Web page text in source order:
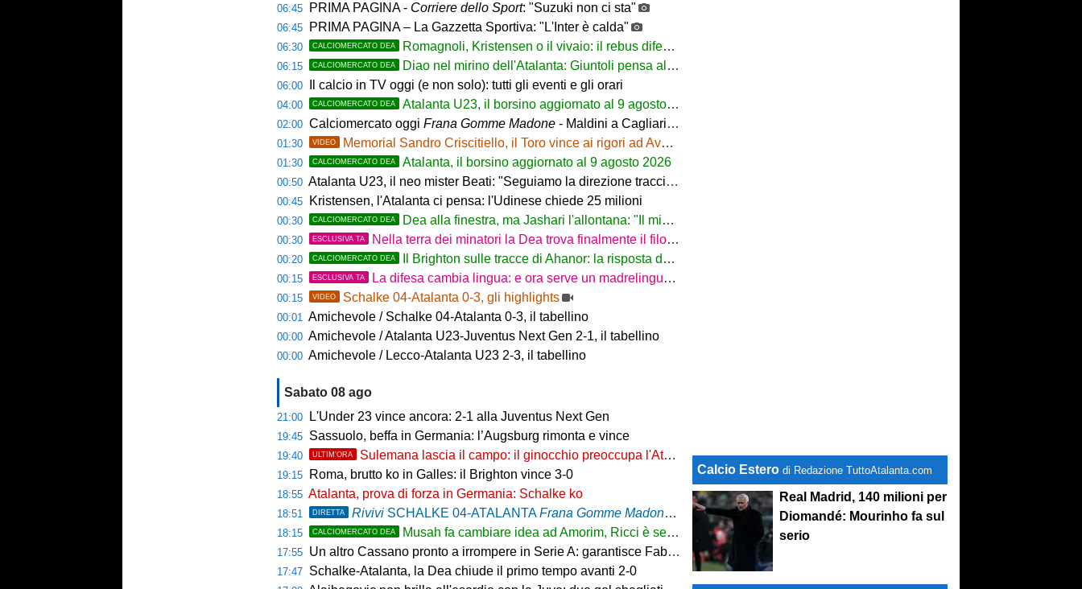
06:45 PRIMA PAGINA - Corriere dello Sport: "Suzuki non ci sta"
06:45 PRIMA PAGINA – La Gazzetta Sportiva: "L'Inter è calda"
06:30 CALCIOMERCATO DEA Romagnoli, Kristensen o il vivaio: il rebus difesa dell'Atalanta
06:15 CALCIOMERCATO DEA Diao nel mirino dell'Atalanta: Giuntoli pensa al colpo dal Como
06:00 Il calcio in TV oggi (e non solo): tutti gli eventi e gli orari
04:00 CALCIOMERCATO DEA Atalanta U23, il borsino aggiornato al 9 agosto 2026. Cantiere aperto per Beati
02:00 Calciomercato oggiFrana Gomme Madone - Maldini a Cagliari e Lukaku saluta il Napoli. L'Inter frena su Romero e Diaby
01:30 VIDEO Memorial Sandro Criscitiello, il Toro vince ai rigori ad Avellino
01:30 CALCIOMERCATO DEA Atalanta, il borsino aggiornato al 9 agosto 2026
00:50 Atalanta U23, il neo mister Beati: "Seguiamo la direzione tracciata dalla Prima Squadra"
00:45 Kristensen, l'Atalanta ci pensa: l'Udinese chiede 25 milioni
00:30 CALCIOMERCATO DEA Dea alla finestra, ma Jashari l'allontana: "Il mio cuore è sempre stato rossonero"
00:30 ESCLUSIVA TA Nella terra dei minatori la Dea trova finalmente il filone
00:20 CALCIOMERCATO DEA Il Brighton sulle tracce di Ahanor: la risposta dell'Atalanta
00:15 ESCLUSIVA TA La difesa cambia lingua: e ora serve un madrelingua della zona
00:15 VIDEO Schalke 04-Atalanta 0-3, gli highlights
00:01 Amichevole / Schalke 04-Atalanta 0-3, il tabellino
00:00 Amichevole / Atalanta U23-Juventus Next Gen 2-1, il tabellino
00:00 Amichevole / Lecco-Atalanta U23 2-3, il tabellino
Sabato 08 ago
21:00 L'Under 23 vince ancora: 2-1 alla Juventus Next Gen
19:45 Sassuolo, beffa in Germania: l’Augsburg rimonta e vince
19:40 ULTIM'ORA Sulemana lascia il campo: il ginocchio preoccupa l'Atalanta
19:15 Roma, brutto ko in Galles: il Brighton vince 3-0
18:55 Atalanta, prova di forza in Germania: Schalke ko
18:51 DIRETTA Rivivi SCHALKE 04-ATALANTAFrana Gomme Madone , 0-3
18:15 CALCIOMERCATO DEA Musah fa cambiare idea ad Amorim, Ricci è sempre in partenza
17:55 Un altro Cassano pronto a irrompere in Serie A: garantisce Fabregas
17:47 Schalke-Atalanta, la Dea chiude il primo tempo avanti 2-0
Calcio Estero di Redazione TuttoAtalanta.com
Real Madrid, 140 milioni per
Diomandé: Mourinho fa sul
serio